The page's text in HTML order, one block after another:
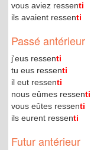
vous aviez ressenti
ils avaient ressenti
Passé antérieur
j'eus ressenti
tu eus ressenti
il eut ressenti
nous eûmes ressenti
vous eûtes ressenti
ils eurent ressenti
Futur antérieur